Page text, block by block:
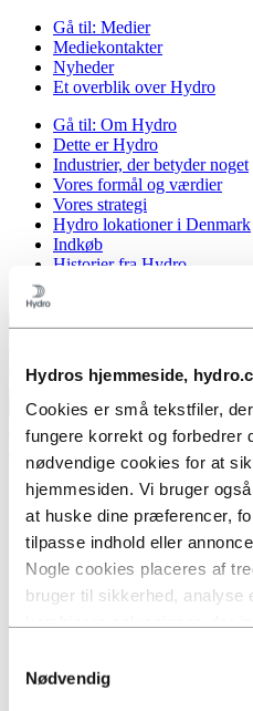
Hydros hjemmeside,
Cookies er små tekstfiler,
fungere korrekt og forbedrer
nødvendige cookies for at
hjemmesiden. Vi bruger
at huske dine præferencer,
tilpasse indhold eller
Nogle cookies placeres af
bruger til sikkerhed, analyse
har indsamlet gennem din
Nødvendig
Gå til: Medier
Mediekontakter
Nyheder
Et overblik over Hydro
Gå til: Om Hydro
Dette er Hydro
Industrier, der betyder noget
Vores formål og værdier
Vores strategi
Hydro lokationer i Denmark
Indkøb
Historier fra Hydro
Tilbage til hovedmenuen
Luk
Aluminium
Produkter
Industrier vi leverer til
Biler
Byggeri & anlæg
Skibsfart & Offshore
Transport
HVACR
Sol og energi
Elektronik